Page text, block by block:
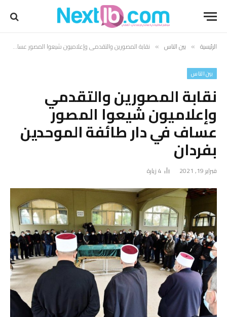
الرئيسية » بين الناس » نقابة المصورين والتقدمي وإعلاميون شيعوا المصور عساف في دار طائفة الموحدين بفردان
بين الناس
نقابة المصورين والتقدمي
وإعلاميون شيعوا المصور
عساف في دار طائفة الموحدين
بفردان
فبراير 19, 2021 4زيارة